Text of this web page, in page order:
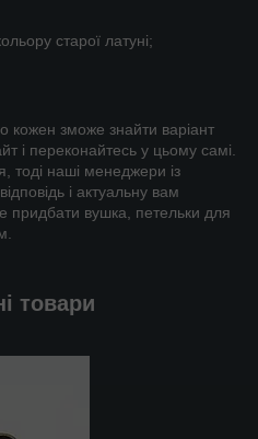
старої латуні;
кожен зможе знайти варіант
і переконайтесь у цьому самі.
тоді наші менеджери із
і актуальну вам
придбати вушка, петельки для
товари